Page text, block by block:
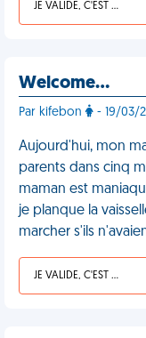
JE VALIDE, C'EST UNE VDM
Welcome…
Par kifebon - 19/03/
Aujourd'hui, mon
parents dans cinq
maman est
je planque la
marcher s'ils
JE VALIDE, C'EST UNE VDM